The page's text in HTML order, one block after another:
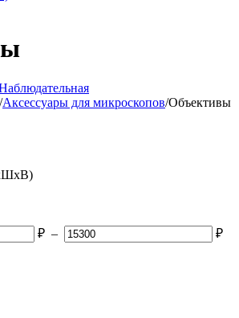
/Аксессуары для микроскопов/Объективы
₽ – ₽